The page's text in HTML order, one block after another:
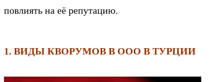
повлиять на её репутацию.
1. ВИДЫ КВОРУМОВ В ООО В ТУРЦИИ